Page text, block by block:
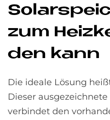
zum
den kann
Die ideale Lösung
Dieser
verbindet den